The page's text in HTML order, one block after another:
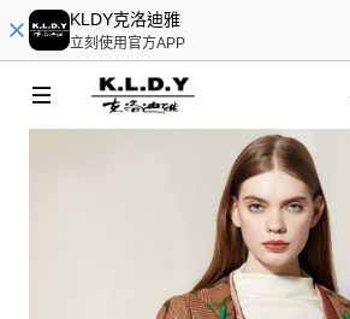
KLDY克洛迪雅
立刻使用官方APP